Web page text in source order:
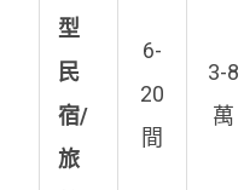
型
民
宿/
旅
6-
20
間
3-8
萬